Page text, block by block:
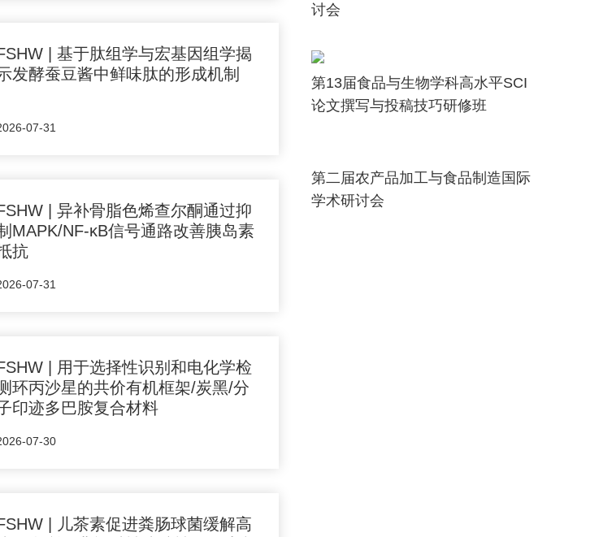
| 基于肽组学与宏基因组学揭
发酵蚕豆酱中鲜味肽的形成机制
07-31
| 异补骨脂色烯查尔酮通过抑
MAPK/NF-κB信号通路改善胰岛素
抗
07-31
| 用于选择性识别和电化学检
环丙沙星的共价有机框架/炭黑/分
印迹多巴胺复合材料
07-30
| 儿茶素促进粪肠球菌缓解高
讨会
第13届食品与生物学科高水平SCI
论文撰写与投稿技巧研修班
第二届农产品加工与食品制造国际
学术研讨会